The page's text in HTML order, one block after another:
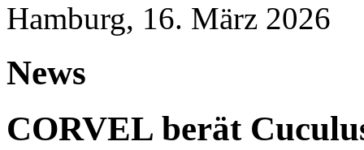
Hamburg, 16. März 2026
News
CORVEL berät